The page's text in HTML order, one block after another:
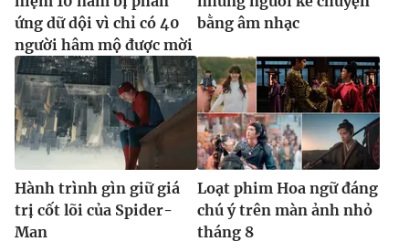
ứng dữ dội vì chỉ có 40
người hâm mộ được mời
bằng âm nhạc
Hành trình gìn giữ giá
trị cốt lõi của Spider-
Man
Loạt phim Hoa ngữ đáng
chú ý trên màn ảnh nhỏ
tháng 8